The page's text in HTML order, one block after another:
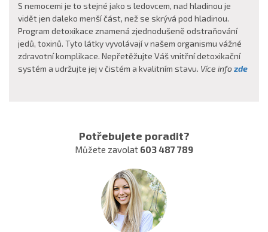
S nemocemi je to stejné jako s ledovcem, nad hladinou je
vidět jen daleko menší část, než se skrývá pod hladinou.
Program detoxikace znamená zjednodušeně odstraňování
jedů, toxinů. Tyto látky vyvolávají v našem organismu vážné
zdravotní komplikace. Nepřetěžujte Váš vnitřní detoxikační
systém a udržujte jej v čistém a kvalitním stavu. Více info zde
Potřebujete poradit?
Můžete zavolat 603 487 789